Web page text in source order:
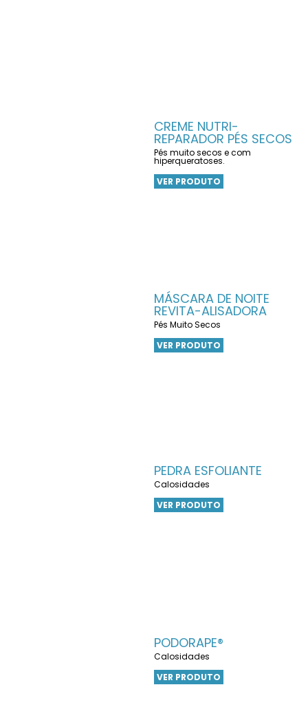
CREME NUTRI-
REPARADOR PÉS SECOS
Pés muito secos e com
hiperqueratoses.
VER PRODUTO
MÁSCARA DE NOITE
REVITA-ALISADORA
Pés Muito Secos
VER PRODUTO
PEDRA ESFOLIANTE
Calosidades
VER PRODUTO
PODORAPE®
Calosidades
VER PRODUTO